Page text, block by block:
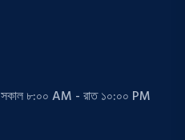
সকাল ৮:০০ AM - রাত ১০:০০ PM